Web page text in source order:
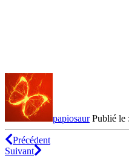
papiosaurPublié le
Précédent
Suivant